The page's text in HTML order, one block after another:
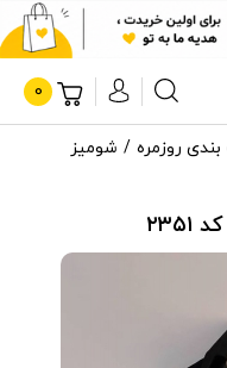
0
روزمره
شومیز